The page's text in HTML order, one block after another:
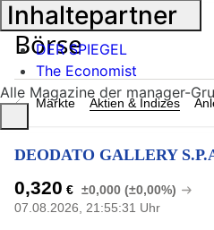
Märkte Aktien & Indizes
DEODATO GALLERY
0,320 € ±0,000 (±0,00%)
07.08.2026, 21:55:31 Uhr
Inhaltepartner
DER SPIEGEL
The Economist
Alle Magazine der manager-